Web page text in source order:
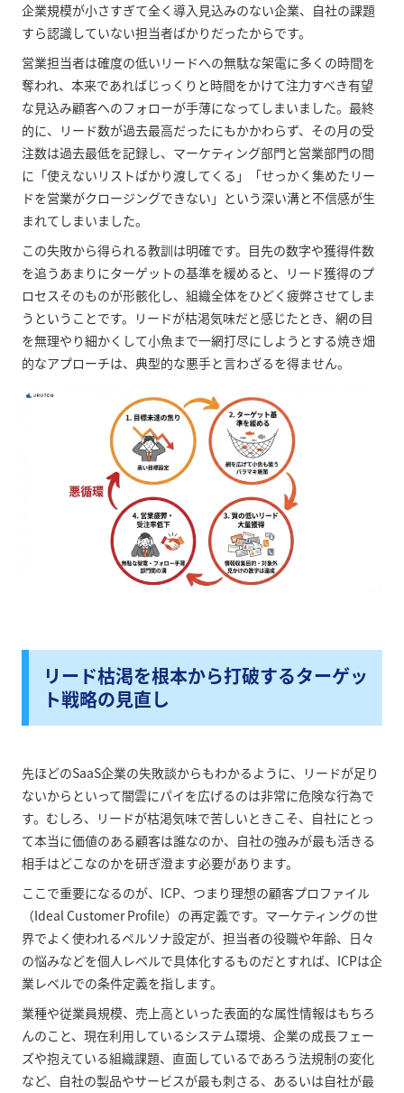
企業規模が小さすぎて全く導入見込みのない企業、自社の課題
すら認識していない担当者ばかりだったからです。
営業担当者は確度の低いリードへの無駄な架電に多くの時間を
奪われ、本来であればじっくりと時間をかけて注力すべき有望
な見込み顧客へのフォローが手薄になってしまいました。最終
的に、リード数が過去最高だったにもかかわらず、その月の受
注数は過去最低を記録し、マーケティング部門と営業部門の間
に「使えないリストばかり渡してくる」「せっかく集めたリー
ドを営業がクロージングできない」という深い溝と不信感が生
まれてしまいました。
この失敗から得られる教訓は明確です。目先の数字や獲得件数
を追うあまりにターゲットの基準を緩めると、リード獲得のプ
ロセスそのものが形骸化し、組織全体をひどく疲弊させてしま
うということです。リードが枯渇気味だと感じたとき、網の目
を無理やり細かくして小魚まで一網打尽にしようとする焼き畑
的なアプローチは、典型的な悪手と言わざるを得ません。
リード枯渇を根本から打破するターゲッ
ト戦略の見直し
先ほどのSaaS企業の失敗談からもわかるように、リードが足り
ないからといって闇雲にパイを広げるのは非常に危険な行為で
す。むしろ、リードが枯渇気味で苦しいときこそ、自社にとっ
て本当に価値のある顧客は誰なのか、自社の強みが最も活きる
相手はどこなのかを研ぎ澄ます必要があります。
ここで重要になるのが、ICP、つまり理想の顧客プロファイル
（Ideal Customer Profile）の再定義です。マーケティングの世
界でよく使われるペルソナ設定が、担当者の役職や年齢、日々
の悩みなどを個人レベルで具体化するものだとすれば、ICPは企
業レベルでの条件定義を指します。
業種や従業員規模、売上高といった表面的な属性情報はもちろ
んのこと、現在利用しているシステム環境、企業の成長フェー
ズや抱えている組織課題、直面しているであろう法規制の変化
など、自社の製品やサービスが最も刺さる、あるいは自社が最